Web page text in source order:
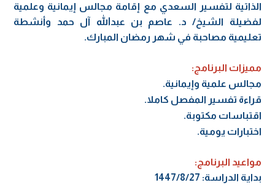
الذاتية لتفسير السعدي مع إقامة مجالس إيمانية وعلمية
لفضيلة الشيخ/ د. عاصم بن عبدالله آل حمد وأنشطة
تعليمية مصاحبة في شهر رمضان المبارك.
مميزات البرنامج:
مجالس علمية وإيمانية.
قراءة تفسير المفصل كاملا.
اقتباسات مكتوبة.
اختبارات يومية.
مواعيد البرنامج:
بداية الدراسة: 1447/8/27